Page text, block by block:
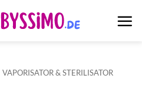
VAPORISATOR & STERILISATOR